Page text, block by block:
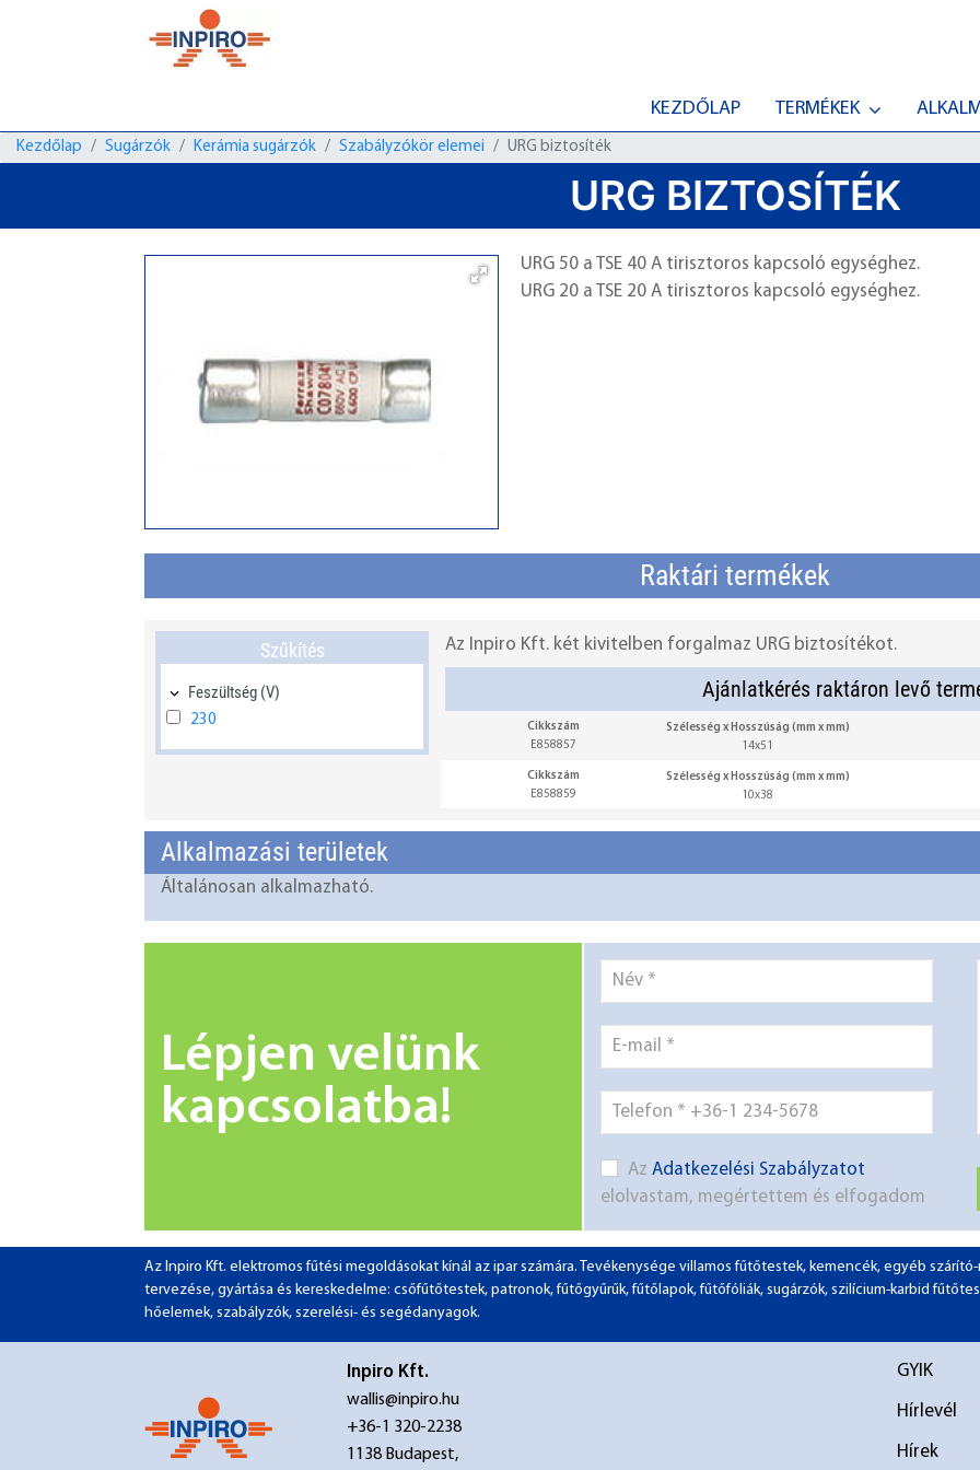
KEZDŐLAP TERMÉKEK
Kezdőlap Sugárzók Kerámia sugárzók Szabályzókör elemei URG biztosíték
URG BIZTOSÍTÉK
URG 50 a TSE 40 A tirisztoros kapcsoló egységhez.
URG 20 a TSE 20 A tirisztoros kapcsoló egységhez.
Raktári termékek
Szűkítés
Feszültség (V)
230
Az Inpiro Kft. két kivitelben forgalmaz URG biztosítékot.
Ajánlatkérés raktáron levő
Cikkszám
E858857
Szélesség x Hosszúság (mm x mm)
14x51
Cikkszám
E858859
Szélesség x Hosszúság (mm x mm)
10x38
Alkalmazási területek
Általánosan alkalmazható.
Lépjen velünk
kapcsolatba!
Az Adatkezelési Szabályzatot
elolvastam, megértettem és elfogadom
Az Inpiro Kft. elektromos fűtési megoldásokat kínál az ipar számára. Tevékenysége villamos fűtőtestek, kemencék, egyéb
tervezése, gyártása és kereskedelme: csőfűtőtestek, patronok, fűtőgyűrűk, fűtőlapok, fűtőfóliák, sugárzók, szilícium-karbid
hőelemek, szabályzók, szerelési- és segédanyagok.
Inpiro Kft.
wallis@inpiro.hu
+36-1 320-2238
1138 Budapest,
GYIK
Hírlevél
Hírek